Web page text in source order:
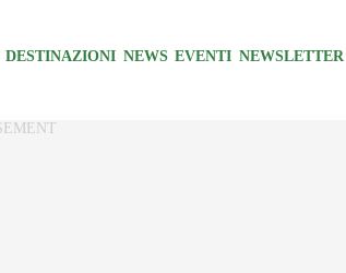
DESTINAZIONI NEWS EVENTI NEWSLETTER